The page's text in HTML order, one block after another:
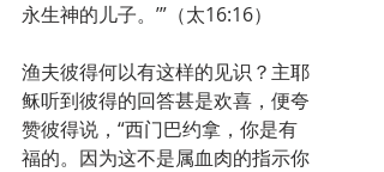
永生神的儿子。’”（太16:16）
渔夫彼得何以有这样的见识？主耶
稣听到彼得的回答甚是欢喜，便夸
赞彼得说，“西门巴约拿，你是有
福的。因为这不是属血肉的指示你